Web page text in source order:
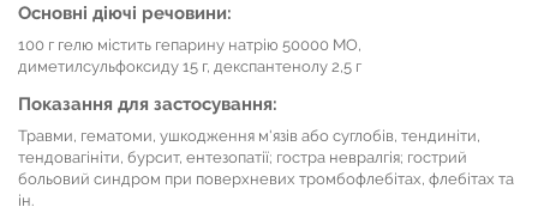
Основні діючі речовини:
100 г гелю містить гепарину натрію 50000 МО,
диметилсульфоксиду 15 г, декспантенолу 2,5 г
Показання для застосування:
Травми, гематоми, ушкодження м'язів або суглобів, тендиніти,
тендовагініти, бурсит, ентезопатії; гостра невралгія; гострий
больовий синдром при поверхневих тромбофлебітах, флебітах та
ін.